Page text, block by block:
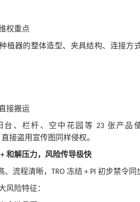
权重点
植器的整体造型、夹具结构、连接方
接搬运
台、栏杆、空中花园等 23 张产品
接盗用宣传图同样侵权。
+ 和解压力，风险传导极快
、流程清晰， TRO 冻结 + PI 初步禁令同
风险特征：